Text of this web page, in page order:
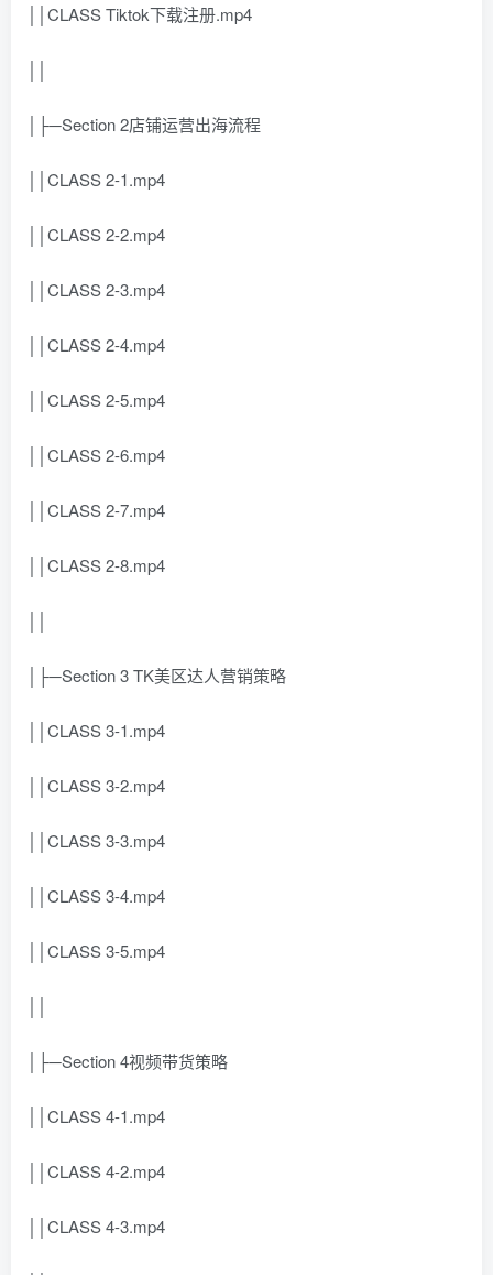
││CLASS Tiktok下载注册.mp4
│├─Section 2店铺运营出海流程
││CLASS 2-1.mp4
││CLASS 2-2.mp4
││CLASS 2-3.mp4
││CLASS 2-4.mp4
││CLASS 2-5.mp4
││CLASS 2-6.mp4
││CLASS 2-7.mp4
││CLASS 2-8.mp4
│├─Section 3 TK美区达人营销策略
││CLASS 3-1.mp4
││CLASS 3-2.mp4
││CLASS 3-3.mp4
││CLASS 3-4.mp4
││CLASS 3-5.mp4
│├─Section 4视频带货策略
││CLASS 4-1.mp4
││CLASS 4-2.mp4
││CLASS 4-3.mp4